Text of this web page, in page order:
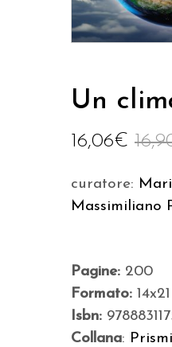
Un
16,06€
curatore:
Massimiliano
Pagine: 200
Formato:
Isbn:
Collana: